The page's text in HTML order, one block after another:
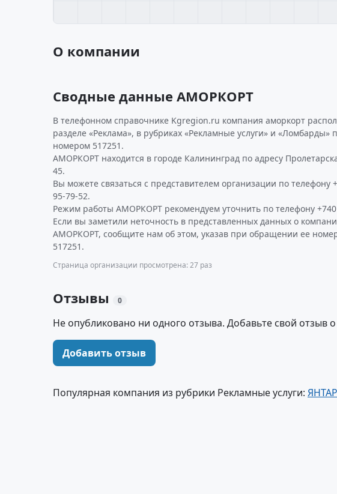
О компании
Сводные данные АМОРКОРТ
В телефонном справочнике Kgregion.ru компания аморкорт
разделе «Реклама», в рубриках «Рекламные услуги» и «Ломбарды»
номером 517251.
АМОРКОРТ находится в городе Калининград по адресу
45.
Вы можете связаться с представителем организации по телефону
95-79-52.
Режим работы АМОРКОРТ рекомендуем уточнить по телефону
Если вы заметили неточность в представленных данных о
АМОРКОРТ, сообщите нам об этом, указав при обращении ее
517251.
Страница организации просмотрена: 27 раз
Отзывы 0
Не опубликовано ни одного отзыва. Добавьте свой отзыв
Добавить отзыв
Популярная компания из рубрики Рекламные услуги: